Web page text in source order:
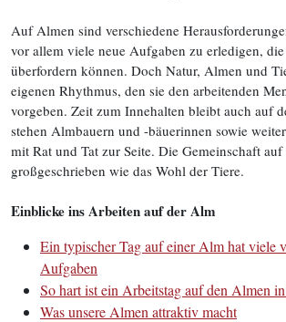
Auf Almen sind verschiedene
vor allem viele neue Aufgaben zu erledigen,
überfordern können. Doch Natur, Almen und
eigenen Rhythmus, den sie den arbeitenden
vorgeben. Zeit zum Innehalten bleibt auch auf
stehen Almbauern und -bäuerinnen sowie
mit Rat und Tat zur Seite. Die Gemeinschaft
großgeschrieben wie das Wohl der Tiere.
Einblicke ins Arbeiten auf der Alm
Ein typischer Tag auf einer Alm hat viele
Aufgaben
So hart ist ein Arbeitstag auf den Almen
Was unsere Almen attraktiv macht